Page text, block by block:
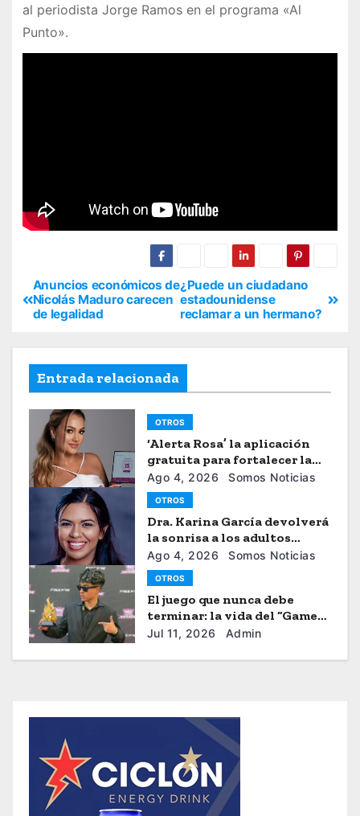
al periodista Jorge Ramos en el programa «Al
Punto».
¿Puede un ciudadano
estadounidense
reclamar a un hermano?
Anuncios económicos de
Nicolás Maduro carecen
de legalidad
Entrada relacionada
OTROS
‘Alerta Rosa’ la aplicación
gratuita para fortalecer la
seguiridad de las mujeres
Ago 4, 2026 Somos Noticias
OTROS
Dra. Karina García devolverá
la sonrisa a los adultos
mayores
Ago 4, 2026 Somos Noticias
OTROS
El juego que nunca debe
terminar: la vida del “Gamer”
Brayhan Crazzy
Jul 11, 2026 Admin